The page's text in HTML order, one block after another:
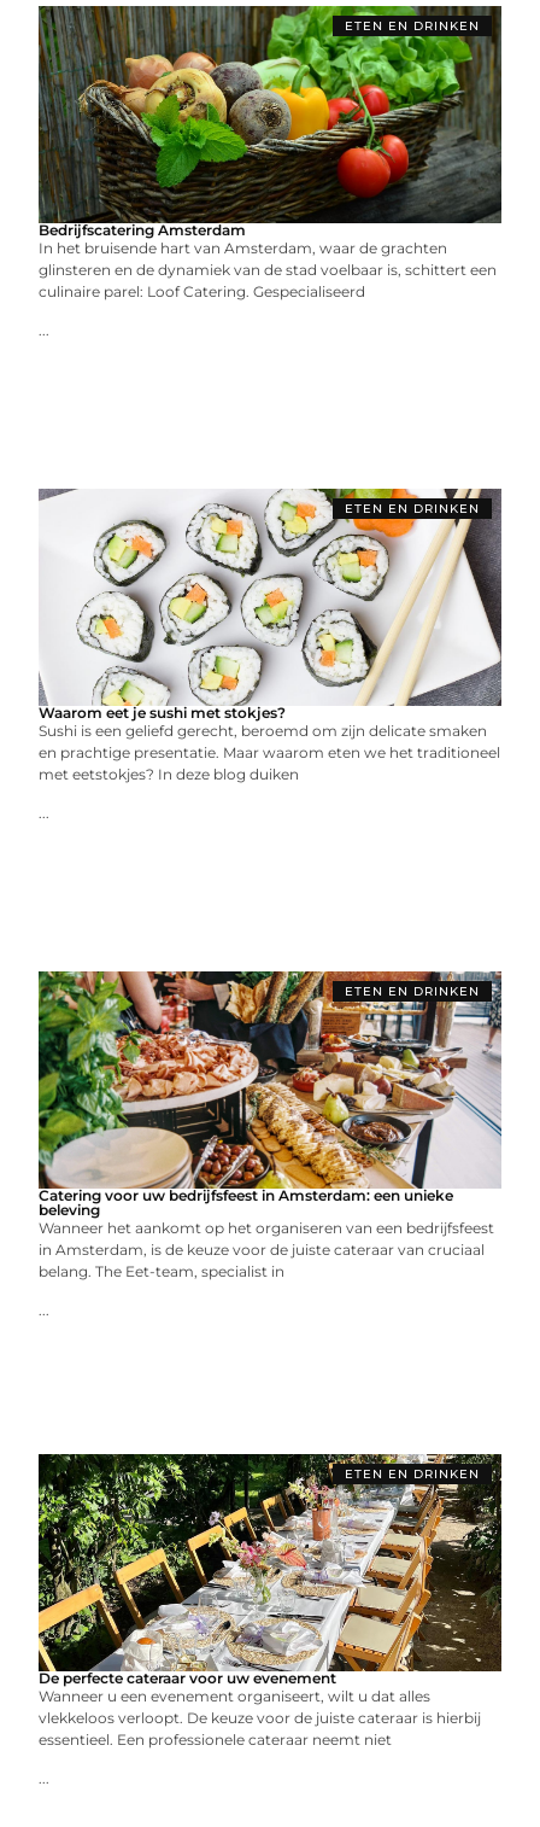
ETEN EN DRINKEN
Bedrijfscatering Amsterdam
In het bruisende hart van Amsterdam, waar de grachten
glinsteren en de dynamiek van de stad voelbaar is, schittert een
culinaire parel: Loof Catering. Gespecialiseerd
...
ETEN EN DRINKEN
Waarom eet je sushi met stokjes?
Sushi is een geliefd gerecht, beroemd om zijn delicate smaken
en prachtige presentatie. Maar waarom eten we het traditioneel
met eetstokjes? In deze blog duiken
...
ETEN EN DRINKEN
Catering voor uw bedrijfsfeest in Amsterdam: een unieke
beleving
Wanneer het aankomt op het organiseren van een bedrijfsfeest
in Amsterdam, is de keuze voor de juiste cateraar van cruciaal
belang. The Eet-team, specialist in
...
ETEN EN DRINKEN
De perfecte cateraar voor uw evenement
Wanneer u een evenement organiseert, wilt u dat alles
vlekkeloos verloopt. De keuze voor de juiste cateraar is hierbij
essentieel. Een professionele cateraar neemt niet
...